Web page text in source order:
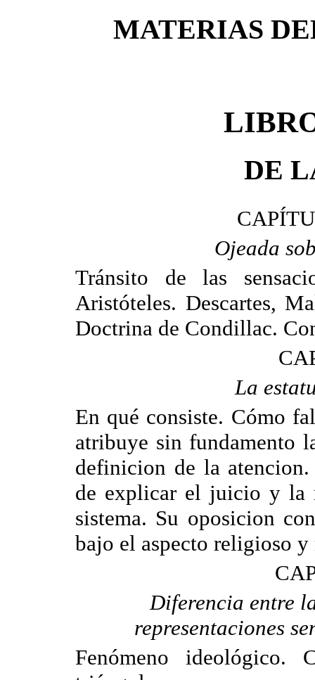
MATERIAS
DE
Ojeada
Tránsito de las
Aristóteles. Descartes,
Doctrina de Condillac.
La
En qué consiste. Cómo
atribuye sin fundamento
definicion de la
de explicar el juicio y la
sistema. Su oposicion
bajo el aspecto religioso y
Diferencia entre
representaciones
Fenómeno ideológico.